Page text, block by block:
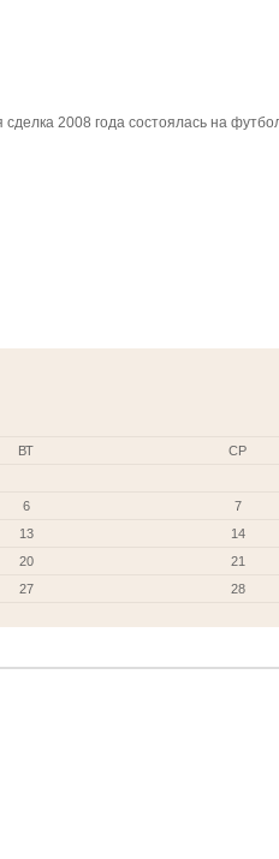
сделка 2008 года состоялась на
ВТ СР
6 7
13 14
20 21
27 28